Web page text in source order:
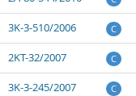
3K-3-510/2006 C
2KT-32/2007 C
3K-3-245/2007 C